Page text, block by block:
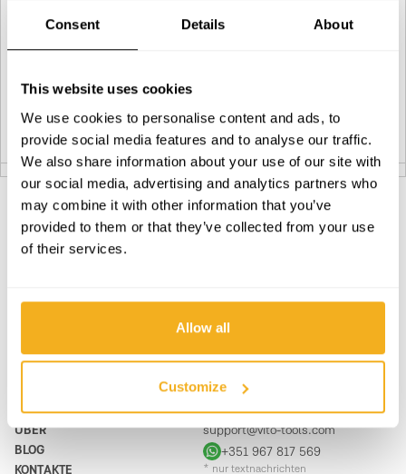
Consent Details About
This website uses cookies
We use cookies to personalise content and ads, to
provide social media features and to analyse our traffic.
We also share information about your use of our site with
our social media, advertising and analytics partners who
may combine it with other information that you’ve
provided to them or that they’ve collected from your use
of their services.
Allow all
Customize
Palminha & Palminha - Casa Agrícola
Lda
8700-218
Planen Sie Ihre Route
Pereira & Valongo , Lda.
Rua de São Pedro
8800-405
Portugal
Briconexe, Unipessoal Lda
Rua de Faro 22
Planen Sie Ihre Route
UNTERSTÜTZUNG & SERVICE
ÜBER
BLOG
KONTAKTE
KONTAKTE
KONTAKT-FORMULAR
support@vito-tools.com
+351 967 817 569
* nur textnachrichten
ABONNIEREN SIE UNSEREN NEWSLETTER
Kampagnen von VITO.